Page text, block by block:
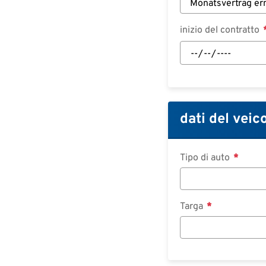
inizio del contratto
inizio
del
dati del
Tipo di auto
Targa